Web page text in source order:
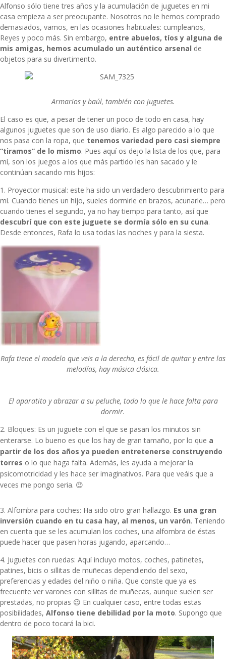
Alfonso sólo tiene tres años y la acumulación de juguetes en mi
casa empieza a ser preocupante. Nosotros no le hemos comprado
demasiados, vamos, en las ocasiones habituales: cumpleaños,
Reyes y poco más. Sin embargo, entre abuelos, tíos y alguna de
mis amigas, hemos acumulado un auténtico arsenal de
objetos para su divertimento.
Armarios y baúl, también con juguetes.
El caso es que, a pesar de tener un poco de todo en casa, hay
algunos juguetes que son de uso diario. Es algo parecido a lo que
nos pasa con la ropa, que tenemos variedad pero casi siempre
“tiramos” de lo mismo. Pues aquí os dejo la lista de los que, para
mí, son los juegos a los que más partido les han sacado y le
continúan sacando mis hijos:
1. Proyector musical: este ha sido un verdadero descubrimiento para
mí. Cuando tienes un hijo, sueles dormirle en brazos, acunarle… pero
cuando tienes el segundo, ya no hay tiempo para tanto, así que
descubrí que con este juguete se dormía sólo en su cuna.
Desde entonces, Rafa lo usa todas las noches y para la siesta.
Rafa tiene el modelo que veis a la derecha, es fácil de quitar y entre las
melodías, hay música clásica.
El aparatito y abrazar a su peluche, todo lo que le hace falta para
dormir.
2. Bloques: Es un juguete con el que se pasan los minutos sin
enterarse. Lo bueno es que los hay de gran tamaño, por lo que a
partir de los dos años ya pueden entretenerse construyendo
torres o lo que haga falta. Además, les ayuda a mejorar la
psicomotricidad y les hace ser imaginativos. Para que veáis que a
veces me pongo seria. 😉
3. Alfombra para coches: Ha sido otro gran hallazgo. Es una gran
inversión cuando en tu casa hay, al menos, un varón. Teniendo
en cuenta que se les acumulan los coches, una alfombra de éstas
puede hacer que pasen horas jugando, aparcando…
4. Juguetes con ruedas: Aquí incluyo motos, coches, patinetes,
patines, bicis o sillitas de muñecas dependiendo del sexo,
preferencias y edades del niño o niña. Que conste que ya es
frecuente ver varones con sillitas de muñecas, aunque suelen ser
prestadas, no propias 😉 En cualquier caso, entre todas estas
posibilidades, Alfonso tiene debilidad por la moto. Supongo que
dentro de poco tocará la bici.